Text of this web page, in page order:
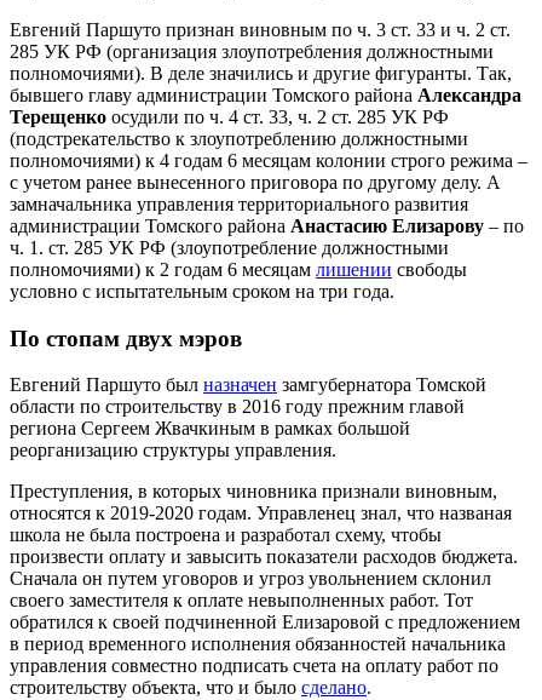
Евгений Паршуто признан виновным по ч. 3 ст. 33 и ч. 2 ст.
285 УК РФ (организация злоупотребления должностными
полномочиями). В деле значились и другие фигуранты. Так,
бывшего главу администрации Томского района Александра
Терещенко осудили по ч. 4 ст. 33, ч. 2 ст. 285 УК РФ
(подстрекательство к злоупотреблению должностными
полномочиями) к 4 годам 6 месяцам колонии строго режима –
с учетом ранее вынесенного приговора по другому делу. А
замначальника управления территориального развития
администрации Томского района Анастасию Елизарову – по
ч. 1. ст. 285 УК РФ (злоупотребление должностными
полномочиями) к 2 годам 6 месяцам лишении свободы
условно с испытательным сроком на три года.
По стопам двух мэров
Евгений Паршуто был назначен замгубернатора Томской
области по строительству в 2016 году прежним главой
региона Сергеем Жвачкиным в рамках большой
реорганизацию структуры управления.
Преступления, в которых чиновника признали виновным,
относятся к 2019-2020 годам. Управленец знал, что названая
школа не была построена и разработал схему, чтобы
произвести оплату и завысить показатели расходов бюджета.
Сначала он путем уговоров и угроз увольнением склонил
своего заместителя к оплате невыполненных работ. Тот
обратился к своей подчиненной Елизаровой с предложением
в период временного исполнения обязанностей начальника
управления совместно подписать счета на оплату работ по
строительству объекта, что и было сделано.